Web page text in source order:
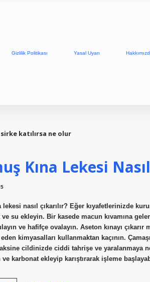
Gizlilik Politikası Yasal Uyarı
sirke katılırsa ne olur
Kına Lekesi
lekesi nasıl çıkarılır? Eğer kıyafetlerinizde
su ekleyin. Bir kasede macun kıvamına
ve hafifçe ovalayın. Aseton kınayı
kimyasalları kullanmaktan kaçının.
cildinizde ciddi tahrişe ve yaralanmaya
karbonat ekleyip karıştırarak işleme